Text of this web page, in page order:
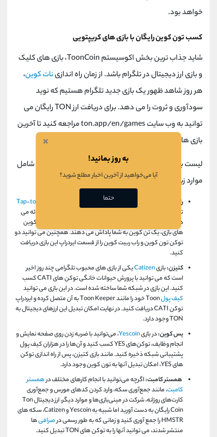
خواهد بود.
کسب تون کوین رایگان با بازی های کریپتویی
شاید جذاب ‌ترین بخش اکوسیستم ToonCoin، بازی ‌های کلیک
و بازی ارز دیجیتال در تلگرام باشد. از زمان راه اندازینات کوین،
هر روز شاهد ظهور یک بازی جدید تلگرام هستیم که نوید
سودآوری و ثروت را می دهد. برای دریافت ارزTONرایگان می
توانید به وب سایتton.app/en/gamesمراجعه کنید تا آخرین
بازی های منتشر شده در شبکه تون را مشاهده کنید.
لیست برخی از بازی های تلگرام با پاداش رایگان تون کوین شامل
موارد زیر است:
راکی ربیت: Rocky Rabbitیکی از بازی های محبوب
Tap-to-Earn
تلگرام است که راه های مختلفی برای کسب تون کوین رایگان ارائه می
دهد. یکی از این روش‌ها دعوت از دوستانتان است که علاوه بر کوین
‌های بازی، یک تن کوین به شما پاداش می‌ دهند. همچنین می توانید دو
توکن تون کوین و راب ربیت کوین را از قسمت ایردراپ این بازی دریافت
کنید.
کتیزن:بازیCatizenیکی از بازی های محبوب تلگرامی چند روز اخیر
است که می توانید با پرورش حیوانات خانگی توکن هایCATIکسب
کنید. این بازی در شبکه شما ساخته شده است. در این بازی می توانید
کیف پولToonخود را مانندToon Keeperبه آن متصل کرده و ایردراپ
توکنCATIدریافت کنید. در نهایت امکان تبدیل این ارزهای دیجیتال به
TONوجود دارد.
یس کوین:در بازیYescoin، می‌توانید با ضربه زدن روی صفحه نمایش و
انجام وظایف، توکن‌هایYESکسب کنید و آن‌ها را در هزاران کیف پول
پشتیبانی شبکه ذخیره کنید. مانند بازی کتیزن، پس از راه اندازی توکن
هایYES، امکان تبدیل آنها به تون کوین وجود دارد.
همستر کامبت:اگرچه می‌توانید با انجام کارهای مختلف درهمستر
کامبت، مانند جمع‌آوری سکه، وارد کردن کدهای مورس و جمع‌آوری
کارت‌های روزانه، شرکت در مینی‌بازی‌ها و موارد دیگر، ارز دیجیتالTon
Coinرایگان به دست آورید اما شبیه بهYescoinوCatizen، سکه های
HMSTRرا جمع آوری کنید و زمانی که به طور رسمی درصرافیها
منتشر شدند، می توانید آنها را به توکن هایTONتبدیل کنید.
×
به روز بمانید!
آیا می‌خواهید از آخرین اخبار مطلع شوید؟
حتما